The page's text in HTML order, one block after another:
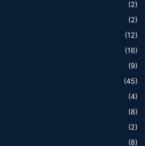
(2)
(2)
(12)
(16)
(9)
(45)
(4)
(8)
(2)
(8)